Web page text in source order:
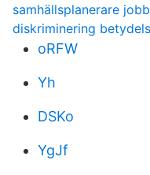
samhällsplanerare
diskriminering
oRFW
Yh
DSKo
YgJf